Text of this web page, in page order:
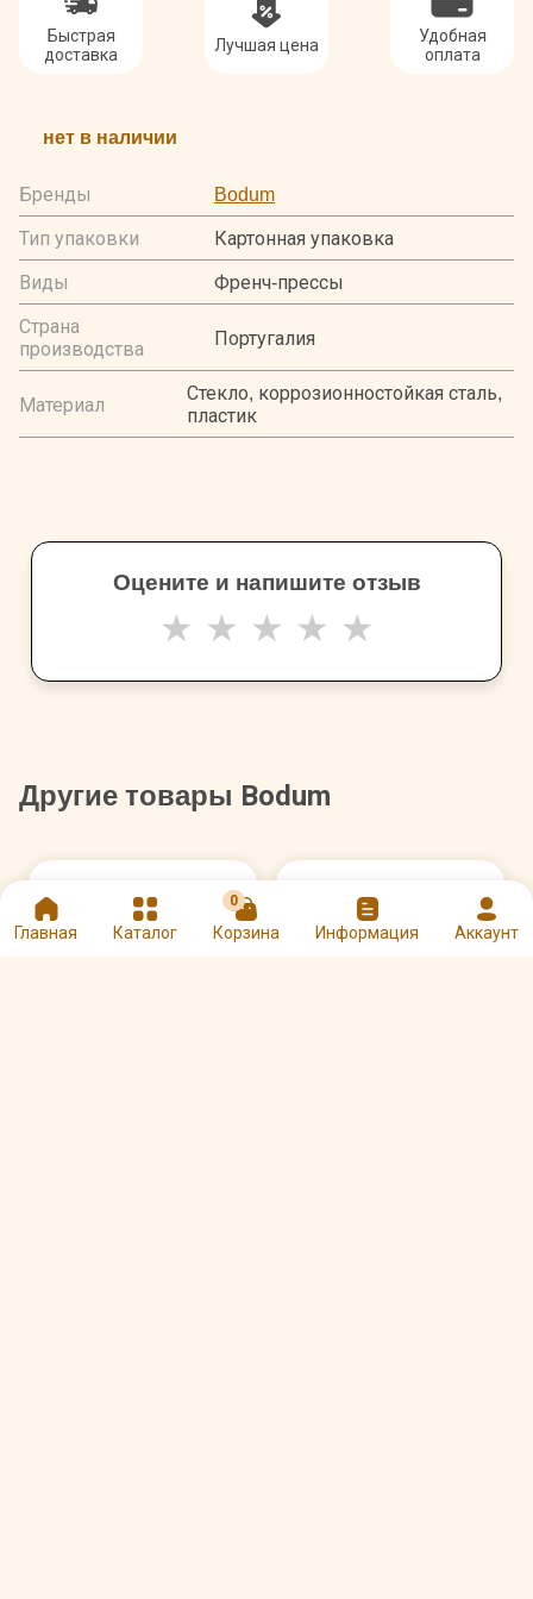
Главная Каталог
0
Корзина Информация Аккаунт
Быстрая
доставка
Лучшая цена
Удобная
оплата
нет в наличии
Бренды
Bodum
Тип упаковки
Картонная упаковка
Виды
Френч-прессы
Страна
производства
Португалия
Материал
Стекло, коррозионностойкая сталь,
пластик
Оцените и напишите отзыв
★ ★ ★ ★ ★
Другие товары Bodum